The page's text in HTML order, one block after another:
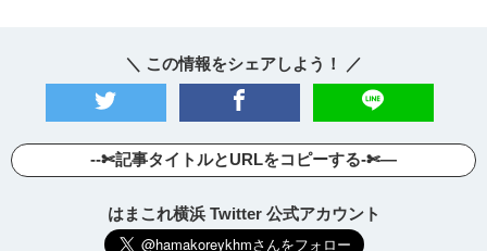
＼ この情報をシェアしよう！ ／
--✄記事タイトルとURLをコピーする-✄—
はまこれ横浜 Twitter 公式アカウント